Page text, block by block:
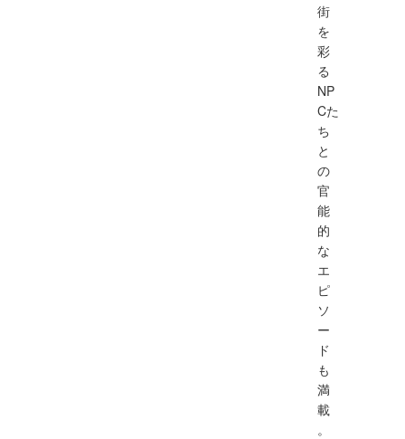
街
を
彩
る
NP
Cた
ち
と
の
官
能
的
な
エ
ピ
ソ
ー
ド
も
満
載
。